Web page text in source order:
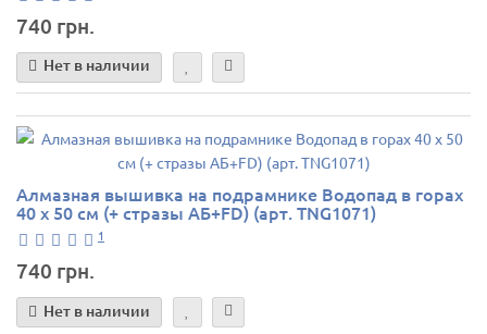
740 грн.
Нет в наличии
Алмазная вышивка на подрамнике Водопад в горах
40 х 50 см (+ стразы АБ+FD) (арт. TNG1071)
1
740 грн.
Нет в наличии